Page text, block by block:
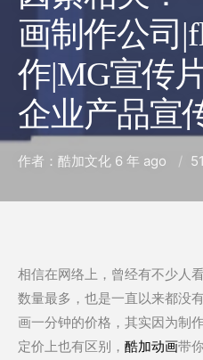
画制作公司
作|MG宣传
企业产品宣
作者：酷加文化 6 年 ago
相信在网络上，曾经有不少人
数量最多，也是一直以来都没
画一分钟的价格，其实因为制
定价上也有区别， 酷加动画带